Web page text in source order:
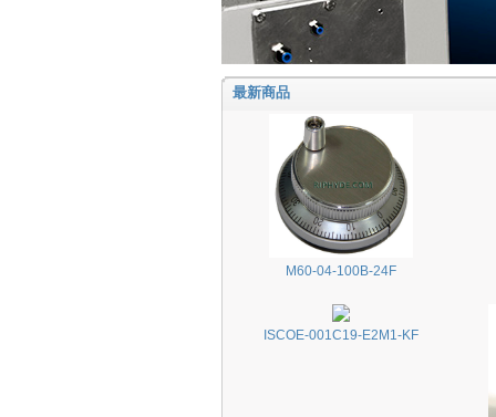
最新商品
M60-04-100B-24F
ISCOE-001C19-E2M1-KF